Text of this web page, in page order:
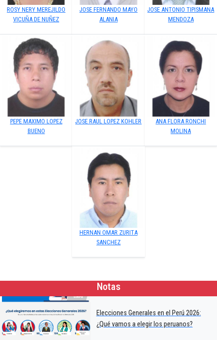
ROSY NERY MEREJILDO
VICUÑA DE NUÑEZ
JOSE FERNANDO MAYO
ALANIA
JOSE ANTONIO TIPISMANA
MENDOZA
PEPE MAXIMO LOPEZ
BUENO
JOSE RAUL LOPEZ KOHLER
ANA FLORA RONCHI
MOLINA
HERNAN OMAR ZURITA
SANCHEZ
Notas
Elecciones Generales en el Perú 2026:
¿Qué vamos a elegir los peruanos?